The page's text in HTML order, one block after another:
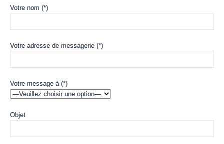
Votre nom (*)
Votre adresse de messagerie (*)
Votre message à (*)
Objet